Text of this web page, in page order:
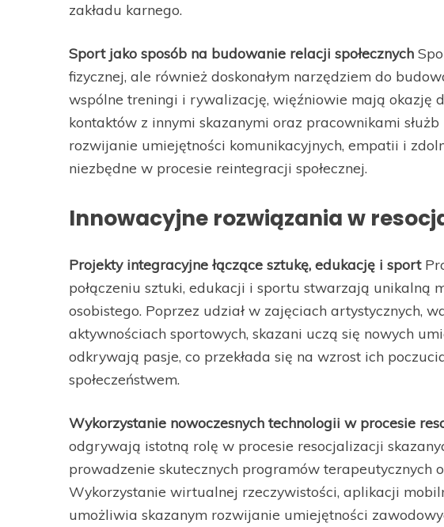
zakładu karnego.
Sport jako sposób na budowanie relacji społecznych
fizycznej, ale również doskonałym narzędziem do
wspólne treningi i rywalizację, więźniowie mają okazję
kontaktów z innymi skazanymi oraz pracownikami
rozwijanie umiejętności komunikacyjnych, empatii i
niezbędne w procesie reintegracji społecznej.
Innowacyjne rozwiązania w
Projekty integracyjne łączące sztukę, edukację i sport
połączeniu sztuki, edukacji i sportu stwarzają unikalną
osobistego. Poprzez udział w zajęciach artystycznych,
aktywnościach sportowych, skazani uczą się nowych
odkrywają pasje, co przekłada się na wzrost ich
społeczeństwem.
Wykorzystanie nowoczesnych technologii w procesie
odgrywają istotną rolę w procesie resocjalizacji
prowadzenie skutecznych programów terapeutycznych
Wykorzystanie wirtualnej rzeczywistości, aplikacji
umożliwia skazanym rozwijanie umiejętności